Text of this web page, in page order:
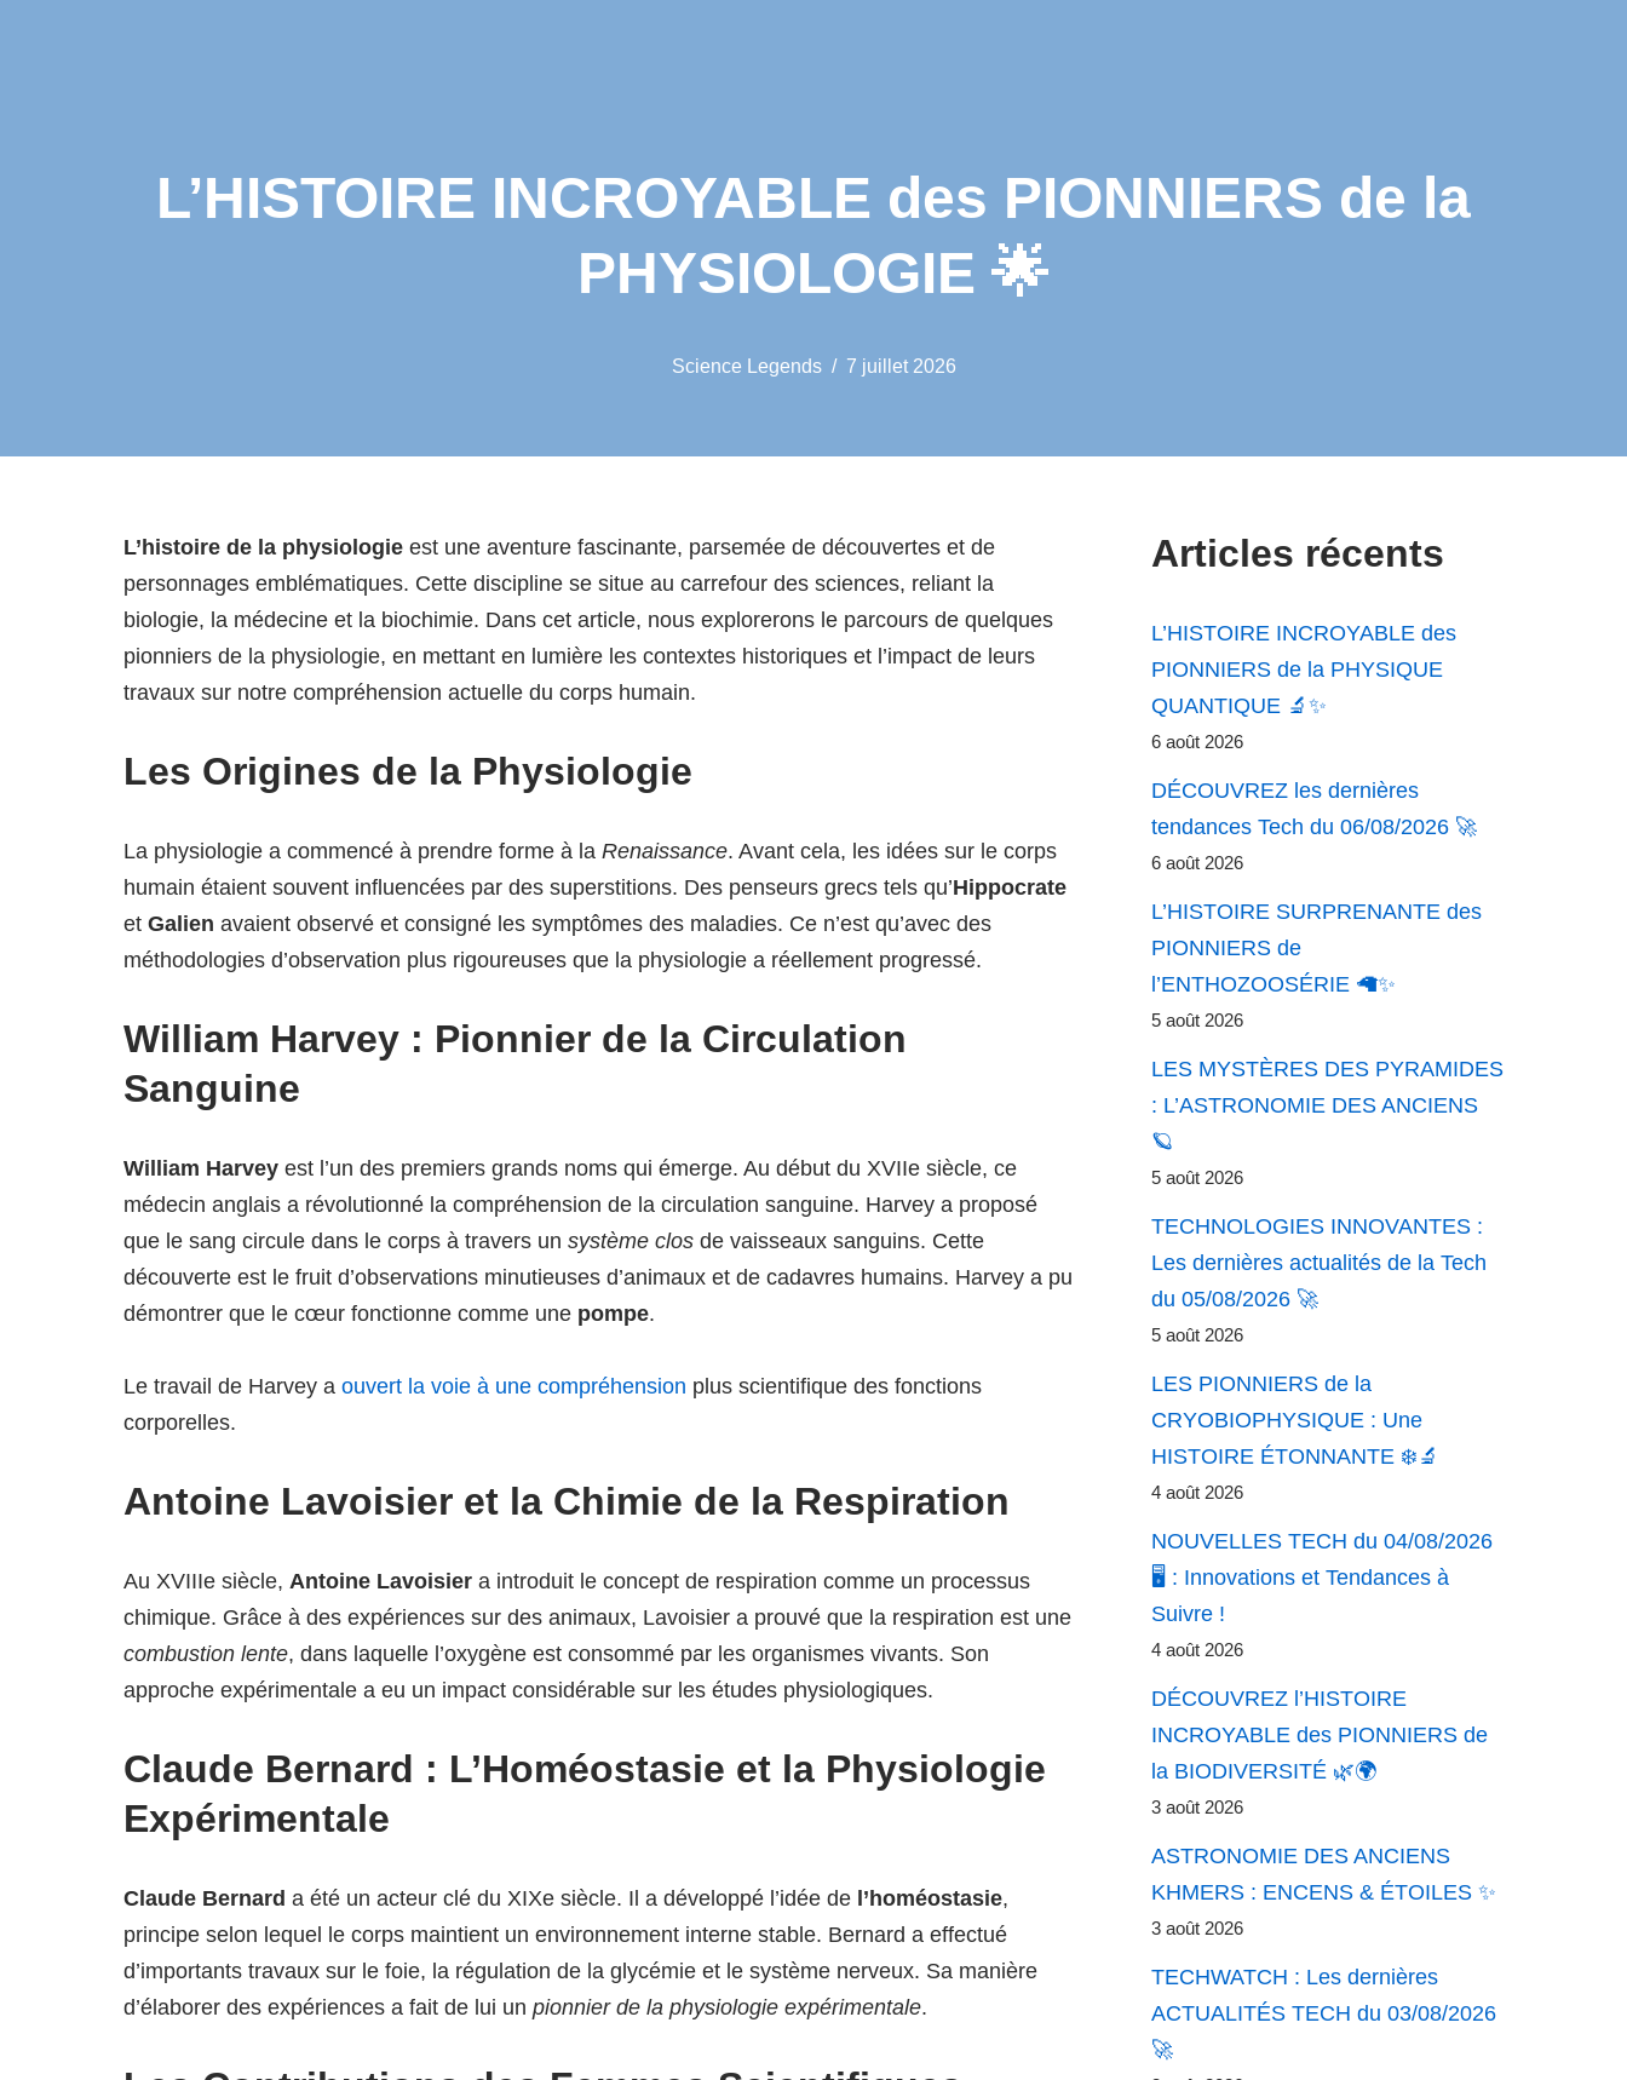
L’HISTOIRE INCROYABLE des PIONNIERS de la
PHYSIOLOGIE 🌟
Science Legends 7 juillet 2026
L’histoire de la physiologie est une aventure fascinante, parsemée de découvertes et de
personnages emblématiques. Cette discipline se situe au carrefour des sciences, reliant la
biologie, la médecine et la biochimie. Dans cet article, nous explorerons le parcours de quelques
pionniers de la physiologie, en mettant en lumière les contextes historiques et l’impact de leurs
travaux sur notre compréhension actuelle du corps humain.
Les Origines de la Physiologie
La physiologie a commencé à prendre forme à la Renaissance. Avant cela, les idées sur le corps
humain étaient souvent influencées par des superstitions. Des penseurs grecs tels qu’Hippocrate
et Galien avaient observé et consigné les symptômes des maladies. Ce n’est qu’avec des
méthodologies d’observation plus rigoureuses que la physiologie a réellement progressé.
William Harvey : Pionnier de la Circulation
Sanguine
William Harvey est l’un des premiers grands noms qui émerge. Au début du XVIIe siècle, ce
médecin anglais a révolutionné la compréhension de la circulation sanguine. Harvey a proposé
que le sang circule dans le corps à travers un système clos de vaisseaux sanguins. Cette
découverte est le fruit d’observations minutieuses d’animaux et de cadavres humains. Harvey a pu
démontrer que le cœur fonctionne comme une pompe.
Le travail de Harvey a ouvert la voie à une compréhension plus scientifique des fonctions
corporelles.
Antoine Lavoisier et la Chimie de la Respiration
Au XVIIIe siècle, Antoine Lavoisier a introduit le concept de respiration comme un processus
chimique. Grâce à des expériences sur des animaux, Lavoisier a prouvé que la respiration est une
combustion lente, dans laquelle l’oxygène est consommé par les organismes vivants. Son
approche expérimentale a eu un impact considérable sur les études physiologiques.
Claude Bernard : L’Homéostasie et la Physiologie
Expérimentale
Claude Bernard a été un acteur clé du XIXe siècle. Il a développé l’idée de l’homéostasie,
principe selon lequel le corps maintient un environnement interne stable. Bernard a effectué
d’importants travaux sur le foie, la régulation de la glycémie et le système nerveux. Sa manière
d’élaborer des expériences a fait de lui un pionnier de la physiologie expérimentale.
Articles récents
L’HISTOIRE INCROYABLE des
PIONNIERS de la PHYSIQUE
QUANTIQUE 🔬✨
6 août 2026
DÉCOUVREZ les dernières
tendances Tech du 06/08/2026 🚀
6 août 2026
L’HISTOIRE SURPRENANTE des
PIONNIERS de
l’ENTHOZOOSÉRIE 🦙✨
5 août 2026
LES MYSTÈRES DES PYRAMIDES
: L’ASTRONOMIE DES ANCIENS
🪐
5 août 2026
TECHNOLOGIES INNOVANTES :
Les dernières actualités de la Tech
du 05/08/2026 🚀
5 août 2026
LES PIONNIERS de la
CRYOBIOPHYSIQUE : Une
HISTOIRE ÉTONNANTE ❄️🔬
4 août 2026
NOUVELLES TECH du 04/08/2026
🖥️ : Innovations et Tendances à
Suivre !
4 août 2026
DÉCOUVREZ l’HISTOIRE
INCROYABLE des PIONNIERS de
la BIODIVERSITÉ 🌿🌍
3 août 2026
ASTRONOMIE DES ANCIENS
KHMERS : ENCENS & ÉTOILES ✨
3 août 2026
TECHWATCH : Les dernières
ACTUALITÉS TECH du 03/08/2026
🚀